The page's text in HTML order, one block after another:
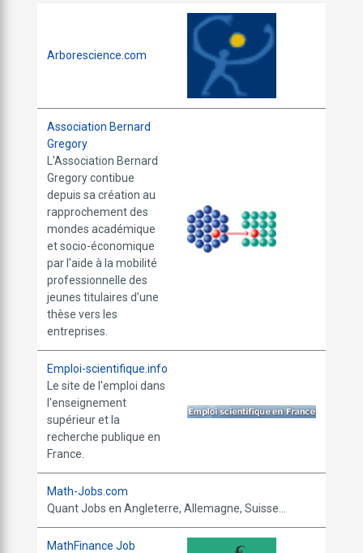
Arborescience.com
Association Bernard
Gregory
L'Association Bernard
Gregory contibue
depuis sa création au
rapprochement des
mondes académique
et socio-économique
par l'aide à la mobilité
professionnelle des
jeunes titulaires d'une
thèse vers les
entreprises.
Emploi-scientifique.info
Le site de l'emploi dans
l'enseignement
supérieur et la
recherche publique en
France.
Math-Jobs.com
Quant Jobs en Angleterre, Allemagne, Suisse...
MathFinance Job